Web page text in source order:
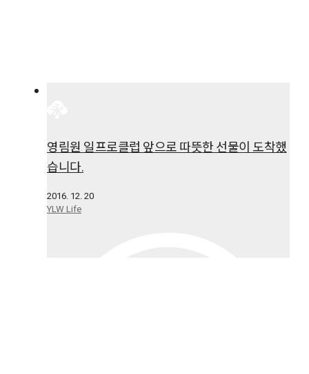
영림원 일프로클럽 앞으로 따뜻한 선물이 도착했
습니다.
2016. 12. 20
YLW Life